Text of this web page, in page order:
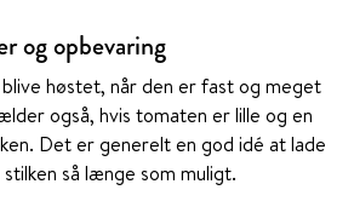
og opbevaring
høstet, når den er fast og meget
også, hvis tomaten er lille og en
Det er generelt en god idé at lade
så længe som muligt.